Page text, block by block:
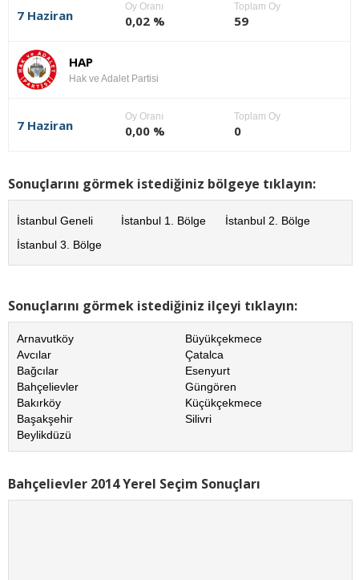
7 Haziran
Oy Oranı
0,02 %
Toplam Oy
59
HAP
Hak ve Adalet Partisi
7 Haziran
Oy Oranı
0,00 %
Toplam Oy
0
Sonuçlarını görmek istediğiniz bölgeye tıklayın:
İstanbul Geneli İstanbul 1. Bölge
İstanbul 2. Bölge
İstanbul 3. Bölge
Sonuçlarını görmek istediğiniz ilçeyi tıklayın:
Arnavutköy
Avcılar
Bağcılar
Bahçelievler
Bakırköy
Başakşehir
Beylikdüzü
Büyükçekmece
Çatalca
Esenyurt
Güngören
Küçükçekmece
Silivri
Bahçelievler 2014 Yerel Seçim Sonuçları